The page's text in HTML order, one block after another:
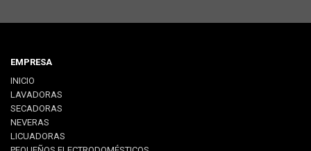
EMPRESA
INICIO
LAVADORAS
SECADORAS
NEVERAS
LICUADORAS